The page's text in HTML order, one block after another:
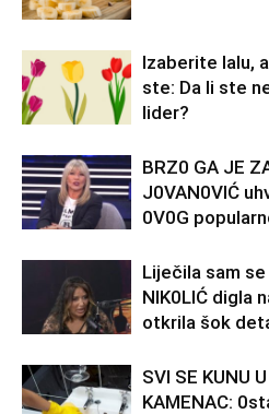
Izaberite lalu,
ste: Da li ste
lider?
BRZ0 GA JE
J0VAN0VIĆ
0V0G
Liječila sam
NlK0LlĆ digla
otkrila šok
SVl SE KUNU
KAMENAC: